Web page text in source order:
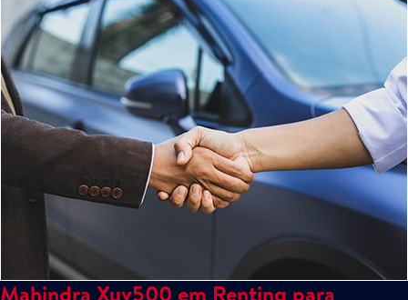
Mahindra Xuv500 em Renting para